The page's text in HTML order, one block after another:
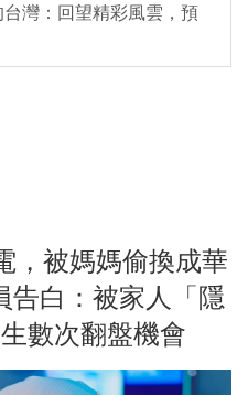
灣：回望精彩風雲，預
，被媽媽偷換成華
告白：被家人「隱
數次翻盤機會